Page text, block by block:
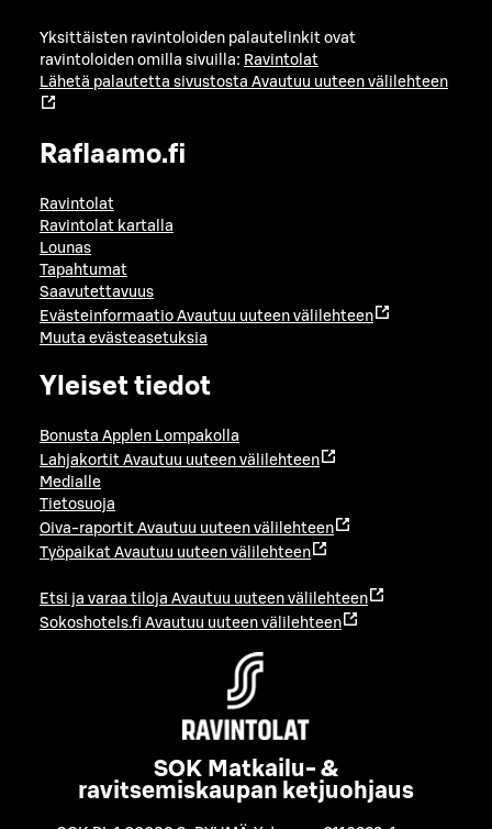
Yksittäisten ravintoloiden palautelinkit ovat
ravintoloiden omilla sivuilla: Ravintolat
Lähetä palautetta sivustosta Avautuu uuteen välilehteen
Raflaamo.fi
Ravintolat
Ravintolat kartalla
Lounas
Tapahtumat
Saavutettavuus
Evästeinformaatio Avautuu uuteen välilehteen
Muuta evästeasetuksia
Yleiset tiedot
Bonusta Applen Lompakolla
Lahjakortit Avautuu uuteen välilehteen
Medialle
Tietosuoja
Oiva-raportit Avautuu uuteen välilehteen
Työpaikat Avautuu uuteen välilehteen
Etsi ja varaa tiloja Avautuu uuteen välilehteen
Sokoshotels.fi Avautuu uuteen välilehteen
SOK Matkailu- &
ravitsemiskaupan ketjuohjaus